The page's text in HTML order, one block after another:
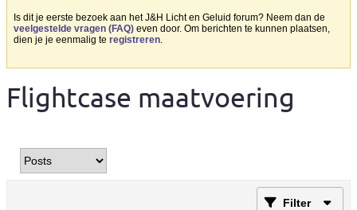
Is dit je eerste bezoek aan het J&H Licht en Geluid forum? Neem dan de
veelgestelde vragen (FAQ) even door. Om berichten te kunnen plaatsen,
dien je je eenmalig te registreren.
Flightcase maatvoering
Filter